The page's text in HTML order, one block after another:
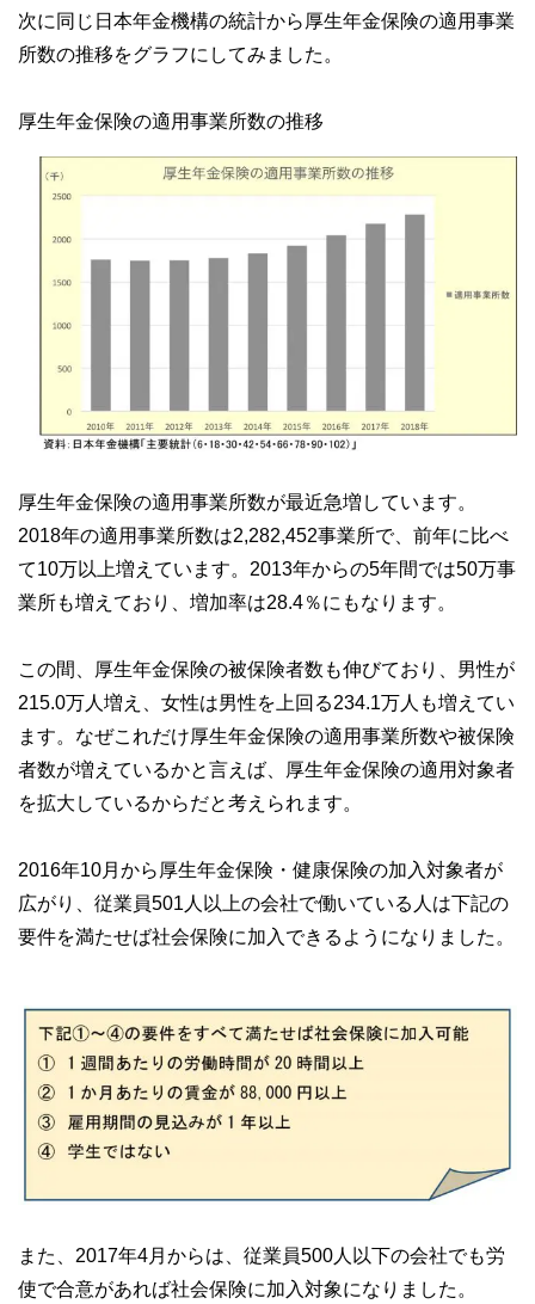
次に同じ日本年金機構の統計から厚生年金保険の適用事業
所数の推移をグラフにしてみました。
厚生年金保険の適用事業所数の推移
厚生年金保険の適用事業所数が最近急増しています。
2018年の適用事業所数は2,282,452事業所で、前年に比べ
て10万以上増えています。2013年からの5年間では50万事
業所も増えており、増加率は28.4％にもなります。
この間、厚生年金保険の被保険者数も伸びており、男性が
215.0万人増え、女性は男性を上回る234.1万人も増えてい
ます。なぜこれだけ厚生年金保険の適用事業所数や被保険
者数が増えているかと言えば、厚生年金保険の適用対象者
を拡大しているからだと考えられます。
2016年10月から厚生年金保険・健康保険の加入対象者が
広がり、従業員501人以上の会社で働いている人は下記の
要件を満たせば社会保険に加入できるようになりました。
また、2017年4月からは、従業員500人以下の会社でも労
使で合意があれば社会保険に加入対象になりました。